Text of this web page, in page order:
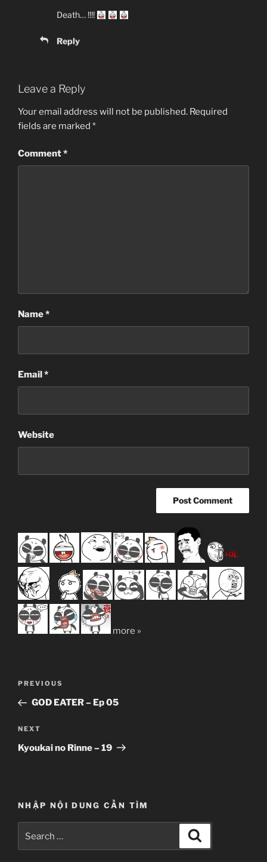
Death… !!!!
Reply
Leave a Reply
Your email address will not be published. Required
fields are marked *
Comment*
Name*
Email*
Website
more »
Previous
Post
PREVIOUS
GOD EATER – Ep 05
Next
Post
NEXT
Kyoukai no Rinne – 19
NHẬP NỘI DUNG CẦN TÌM
for: